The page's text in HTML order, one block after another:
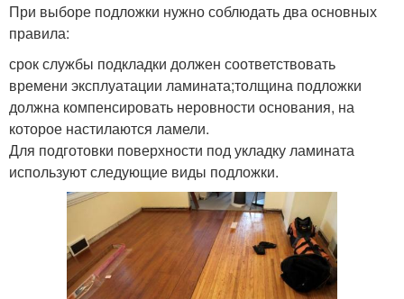
При выборе подложки нужно соблюдать два основных
правила:
срок службы подкладки должен соответствовать
времени эксплуатации ламината;толщина подложки
должна компенсировать неровности основания, на
которое настилаются ламели.
Для подготовки поверхности под укладку ламината
используют следующие виды подложки.